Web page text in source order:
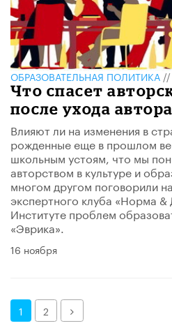
ОБРАЗОВАТЕЛЬНАЯ ПОЛИТИКА //
Что спасет
после ухода автора
Влияют ли на изменения в
рожденные еще в прошлом
школьным устоям, что мы
авторством в культуре и
многом другом поговорили
экспертного клуба «Норма &
Институте проблем
«Эврика».
16 ноября
1 2 Далее